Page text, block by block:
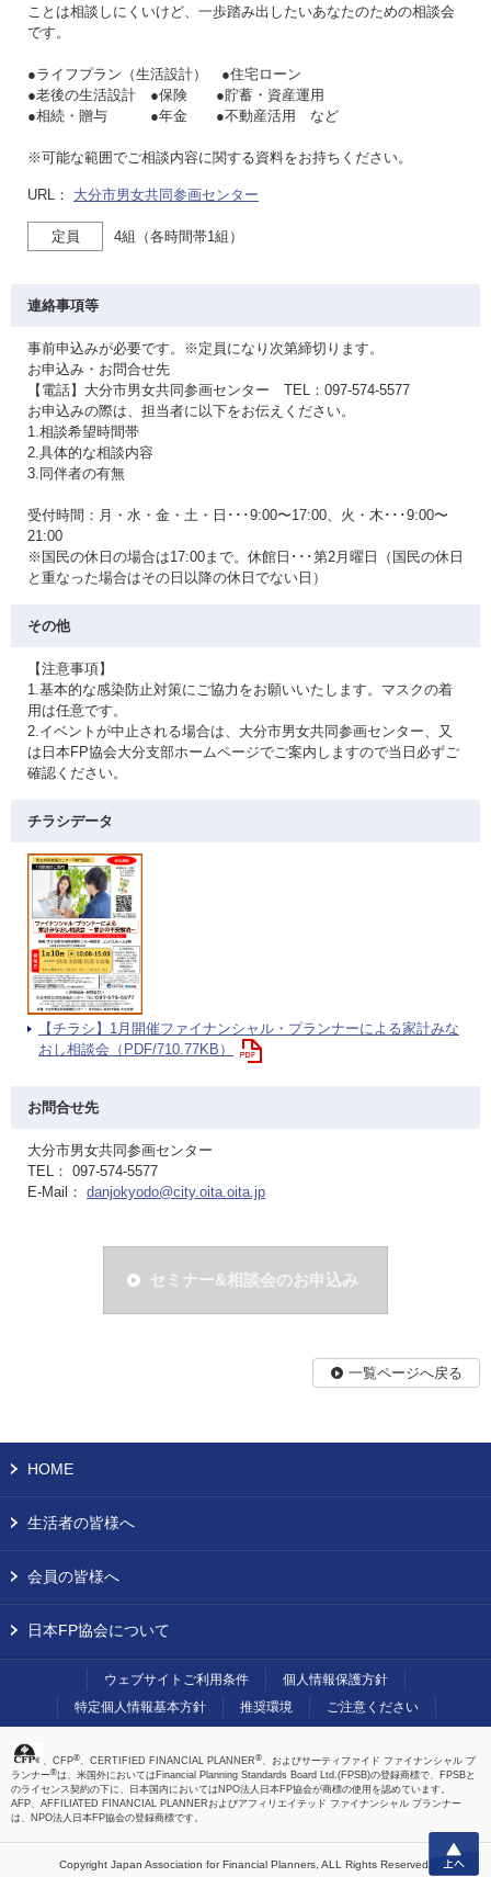
ことは相談しにくいけど、一歩踏み出したいあなたのための相談会
です。
●ライフプラン（生活設計） ●住宅ローン
●老後の生活設計 ●保険 ●貯蓄・資産運用
●相続・贈与 ●年金 ●不動産活用 など
※可能な範囲でご相談内容に関する資料をお持ちください。
URL： 大分市男女共同参画センター
定員 4組（各時間帯1組）
連絡事項等
事前申込みが必要です。※定員になり次第締切ります。
お申込み・お問合せ先
【電話】大分市男女共同参画センター TEL：097-574-5577
お申込みの際は、担当者に以下をお伝えください。
1.相談希望時間帯
2.具体的な相談内容
3.同伴者の有無
受付時間：月・水・金・土・日･･･9:00〜17:00、火・木･･･9:00〜
21:00
※国民の休日の場合は17:00まで。休館日･･･第2月曜日（国民の休日
と重なった場合はその日以降の休日でない日）
その他
【注意事項】
1.基本的な感染防止対策にご協力をお願いいたします。マスクの着
用は任意です。
2.イベントが中止される場合は、大分市男女共同参画センター、又
は日本FP協会大分支部ホームページでご案内しますので当日必ずご
確認ください。
チラシデータ
【チラシ】1月開催ファイナンシャル・プランナーによる家計みな
おし相談会（PDF/710.77KB）
お問合せ先
大分市男女共同参画センター
TEL： 097-574-5577
E-Mail： danjokyodo@city.oita.oita.jp
セミナー&相談会のお申込み
一覧ページへ戻る
上へ
HOME
生活者の皆様へ
会員の皆様へ
日本FP協会について
ウェブサイトご利用条件
個人情報保護方針
特定個人情報基本方針
推奨環境 ご注意ください
、CFP®、CERTIFIED FINANCIAL PLANNER®、およびサーティファイド ファイナンシャル プ
ランナー®は、米国外においてはFinancial Planning Standards Board Ltd.(FPSB)の登録商標で、FPSBと
のライセンス契約の下に、日本国内においてはNPO法人日本FP協会が商標の使用を認めています。
AFP、AFFILIATED FINANCIAL PLANNERおよびアフィリエイテッド ファイナンシャル プランナー
は、NPO法人日本FP協会の登録商標です。
Copyright Japan Association for Financial Planners, ALL Rights Reserved.